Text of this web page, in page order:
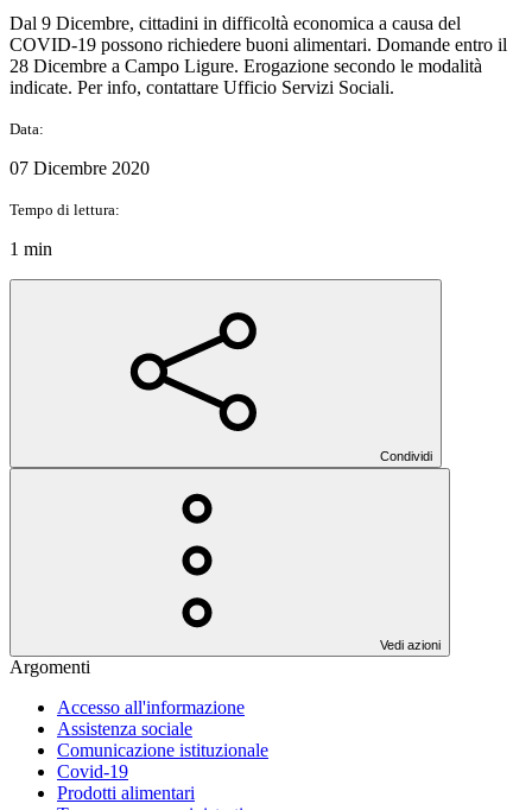
Dal 9 Dicembre, cittadini in difficoltà economica a causa del
COVID-19 possono richiedere buoni alimentari. Domande entro il
28 Dicembre a Campo Ligure. Erogazione secondo le modalità
indicate. Per info, contattare Ufficio Servizi Sociali.
Data:
07 Dicembre 2020
Tempo di lettura:
1 min
Condividi
Vedi azioni
Argomenti
Accesso all'informazione
Assistenza sociale
Comunicazione istituzionale
Covid-19
Prodotti alimentari